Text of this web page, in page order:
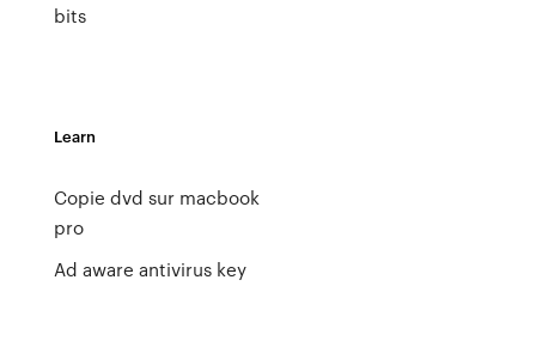
bits
Learn
Copie dvd sur macbook
pro
Ad aware antivirus key